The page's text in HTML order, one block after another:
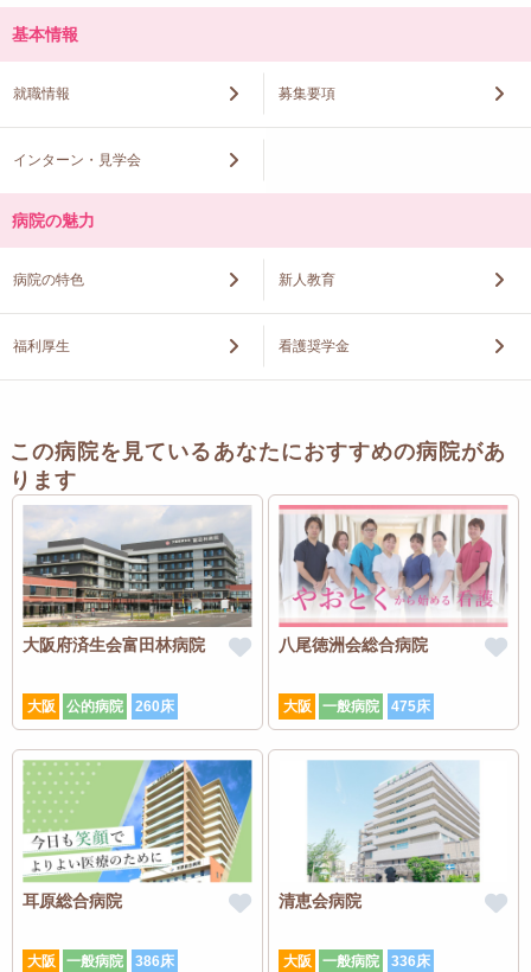
基本情報
就職情報 募集要項
インターン・見学会
病院の魅力
病院の特色 新人教育
福利厚生 看護奨学金
この病院を見ているあなたにおすすめの病院があ
ります
大阪府済生会富田林病院
大阪 公的病院 260床
八尾徳洲会総合病院
大阪 一般病院 475床
耳原総合病院
大阪 一般病院 386床
清恵会病院
大阪 一般病院 336床